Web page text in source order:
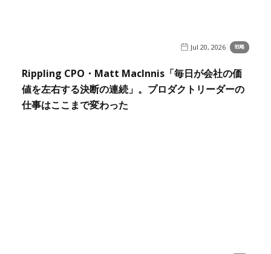
Jul 20, 2026 戦略
Rippling CPO・Matt MacInnis「毎日が会社の価
値を左右する決断の連続」。プロダクトリーダーの
仕事はここまで変わった